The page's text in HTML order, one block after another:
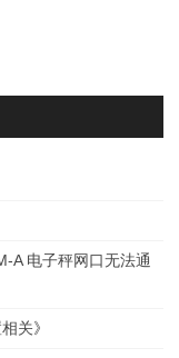
式
A 电子秤网口无法通
关》